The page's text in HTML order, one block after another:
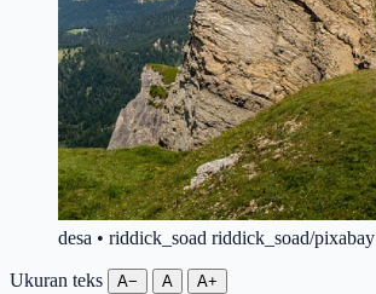
desa • riddick_soad riddick_soad/pixabay
Ukuran teks A− A A+